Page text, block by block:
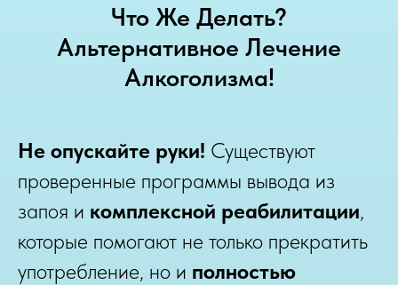
Что Же Делать?
Альтернативное Лечение
Алкоголизма!
Не опускайте руки! Существуют
проверенные программы вывода из
запоя и комплексной реабилитации,
которые помогают не только прекратить
употребление, но и полностью